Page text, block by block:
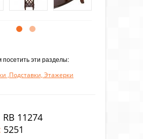
посетить эти разделы:
,Подставки, Этажерки
RB 11274
5251